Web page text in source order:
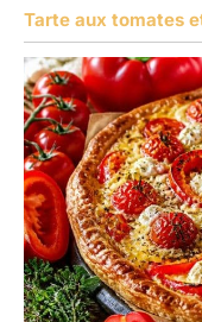
Tarte aux tomates